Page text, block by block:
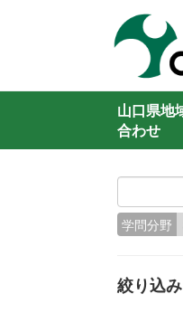
山口県地
合わせ
学問分野
絞り込み